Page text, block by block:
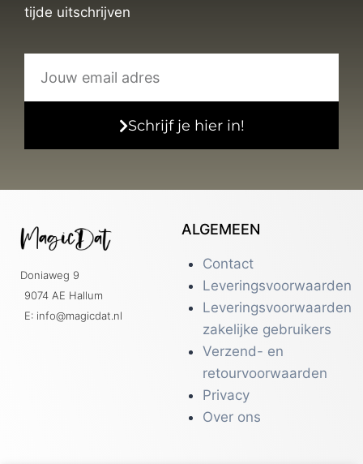
tijde uitschrijven
Schrijf je hier in!
Doniaweg 9
9074 AE Hallum
E: info@magicdat.nl
ALGEMEEN
Contact
Leveringsvoorwaarden
Leveringsvoorwaarden
zakelijke gebruikers
Verzend- en
retourvoorwaarden
Privacy
Over ons